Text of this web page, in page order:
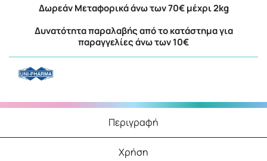
Δωρεάν Μεταφορικά άνω των 70€ μέχρι 2kg
Δυνατότητα παραλαβής από το κατάστημα για
παραγγελίες άνω των 10€
Περιγραφή
Χρήση